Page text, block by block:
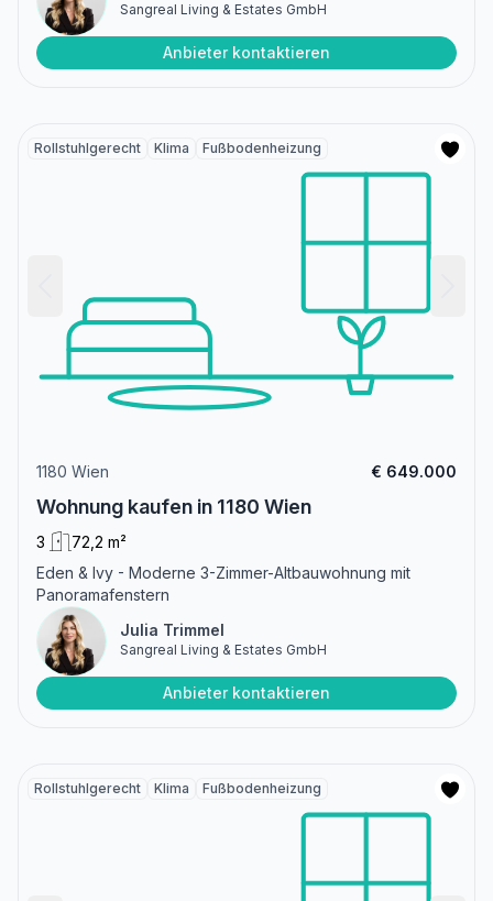
Sangreal Living & Estates GmbH
Anbieter kontaktieren
Rollstuhlgerecht Klima Fußbodenheizung
1180 Wien € 649.000
Wohnung kaufen in 1180 Wien
3
72,2 m²
Eden & Ivy - Moderne 3-Zimmer-Altbauwohnung mit
Panoramafenstern
Julia Trimmel
Sangreal Living & Estates GmbH
Anbieter kontaktieren
Rollstuhlgerecht Klima Fußbodenheizung